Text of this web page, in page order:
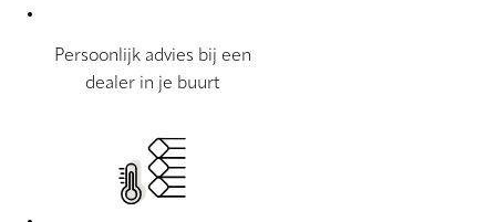
Persoonlijk advies bij een
dealer in je buurt